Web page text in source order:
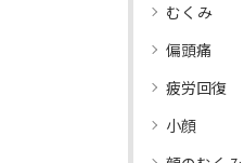
むくみ
偏頭痛
疲労回復
小顔